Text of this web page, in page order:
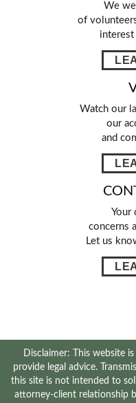
We
of
interest
Watch our
our
and
Your
concerns
Let us
Disclaimer: This website
provide legal advice.
this site is not intended to
attorney-client relationship